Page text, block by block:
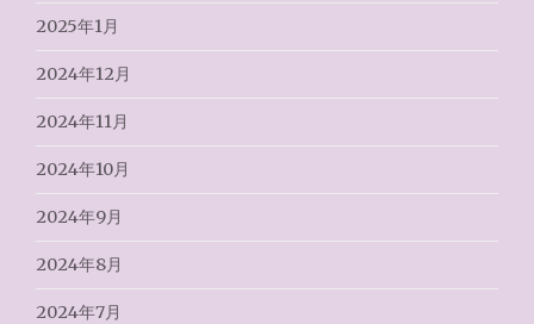
2025年1月
2024年12月
2024年11月
2024年10月
2024年9月
2024年8月
2024年7月